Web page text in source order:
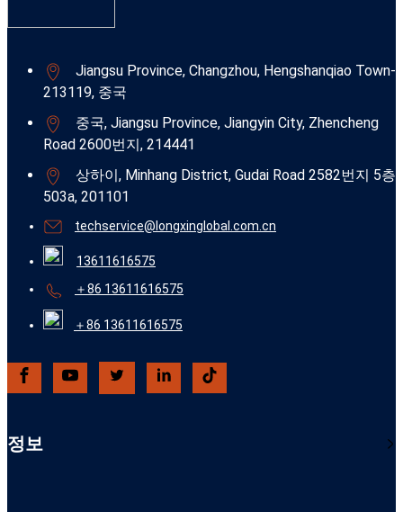
Jiangsu Province, Changzhou, Hengshanqiao Town-
213119, 중국
중국, Jiangsu Province, Jiangyin City, Zhencheng
Road 2600번지, 214441
상하이, Minhang District, Gudai Road 2582번지 5층
503a, 201101
techservice@longxinglobal.com.cn
13611616575
＋86 13611616575
＋86 13611616575
정보